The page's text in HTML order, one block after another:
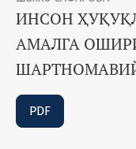
ИНСОН
АМАЛГА
PDF